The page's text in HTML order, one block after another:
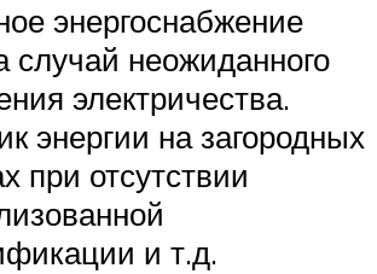
энергоснабжение
случай неожиданного
электричества.
энергии на загородных
при отсутствии
и т.д.